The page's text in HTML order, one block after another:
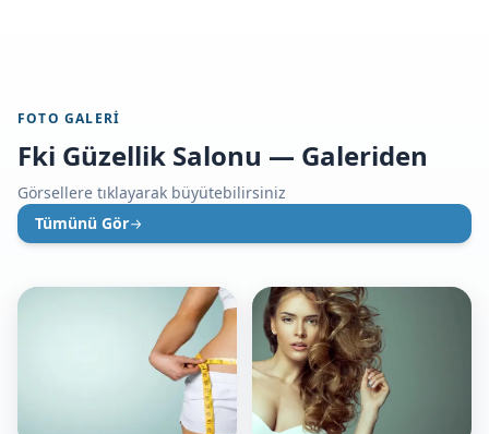
FOTO GALERI
Fki Güzellik Salonu — Galeriden
Görsellere tıklayarak büyütebilirsiniz
Tümünü Gör